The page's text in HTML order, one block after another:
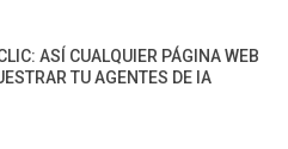
ASÍ CUALQUIER PÁGINA WEB
TU AGENTES DE IA